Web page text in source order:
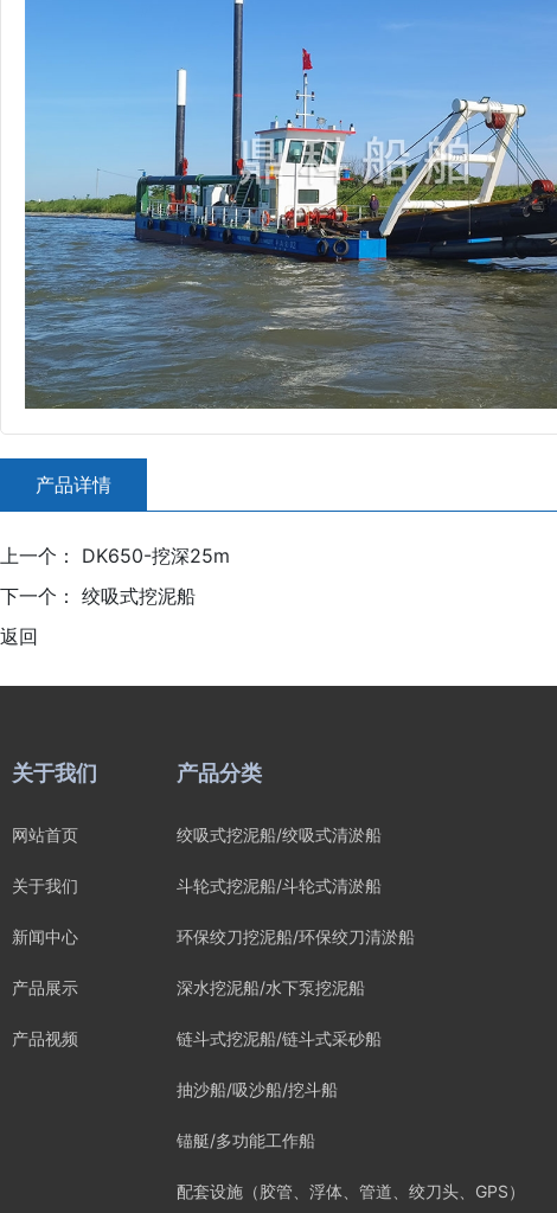
产品详情
上一个：
DK650-挖深25m
下一个： 绞吸式挖泥船
返回
关于我们
网站首页
关于我们
新闻中心
产品展示
产品视频
产品分类
绞吸式挖泥船/绞吸式清淤船
斗轮式挖泥船/斗轮式清淤船
环保绞刀挖泥船/环保绞刀清淤船
深水挖泥船/水下泵挖泥船
链斗式挖泥船/链斗式采砂船
抽沙船/吸沙船/挖斗船
锚艇/多功能工作船
配套设施（胶管、浮体、管道、绞刀头、GPS）